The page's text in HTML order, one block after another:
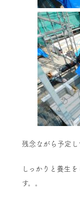
残念ながら予定
しっかりと養生
す。。